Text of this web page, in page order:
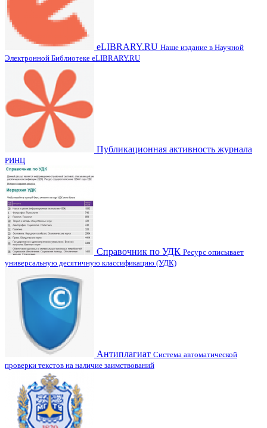
eLIBRARY.RU Наше издание в Научной
Электронной Библиотеке eLIBRARY.RU
Публикационная активность журнала
РИНЦ
Справочник по УДК Ресурс описывает
универсальную десятичную классификацию (УДК)
Антиплагиат Система автоматической
проверки текстов на наличие заимствований